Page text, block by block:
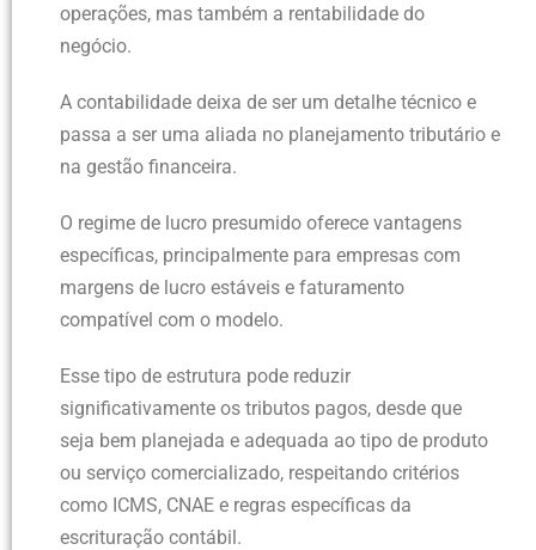
operações, mas também a rentabilidade do
negócio.
A contabilidade deixa de ser um detalhe técnico e
passa a ser uma aliada no planejamento tributário e
na gestão financeira.
O regime de lucro presumido oferece vantagens
específicas, principalmente para empresas com
margens de lucro estáveis e faturamento
compatível com o modelo.
Esse tipo de estrutura pode reduzir
significativamente os tributos pagos, desde que
seja bem planejada e adequada ao tipo de produto
ou serviço comercializado, respeitando critérios
como ICMS, CNAE e regras específicas da
escrituração contábil.